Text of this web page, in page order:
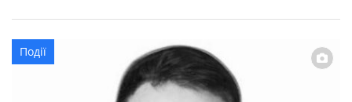
частини Збройних Сил України. Його життя обірвалося
ще 27 грудня 2024 року під час ведення бойових дій у
Волноваському районі на […]
Події